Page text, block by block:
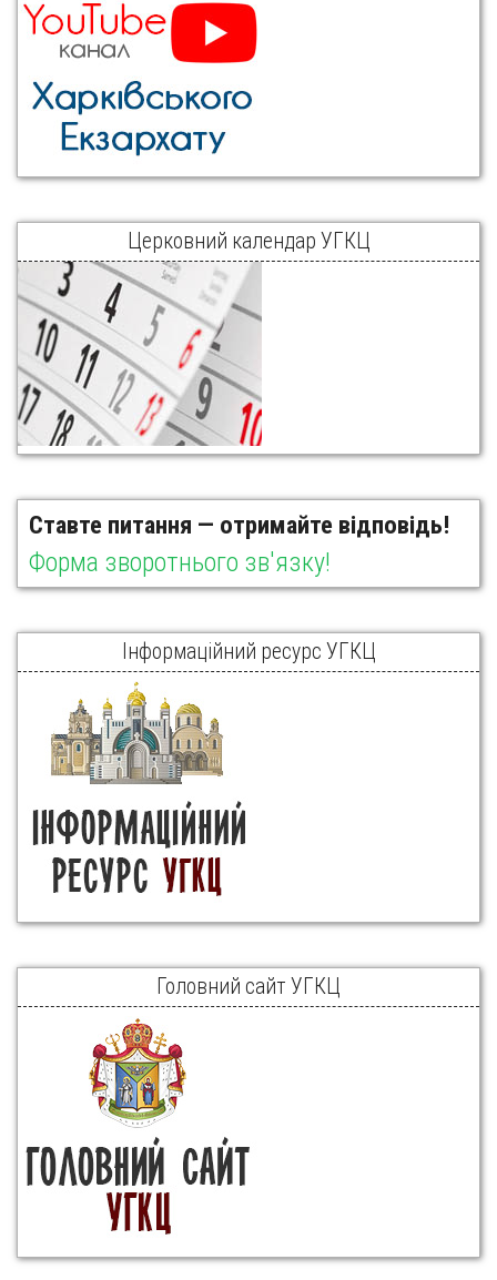
Церковний календар УГКЦ
Ставте питання — отримайте відповідь!
Форма зворотнього зв'язку!
Інформаційний ресурс УГКЦ
Головний сайт УГКЦ